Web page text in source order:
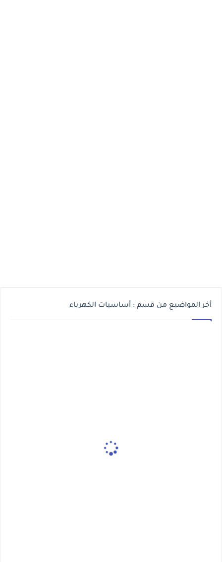
أخر المواضيع من قسم : أساسيات الكهرباء